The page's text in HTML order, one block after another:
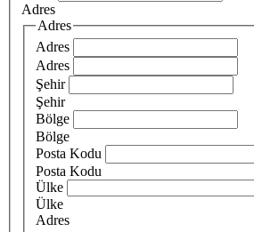
Adres
Adres
Adres
Adres
Şehir
Şehir
Bölge
Bölge
Posta Kodu
Posta Kodu
Ülke
Ülke
Adres